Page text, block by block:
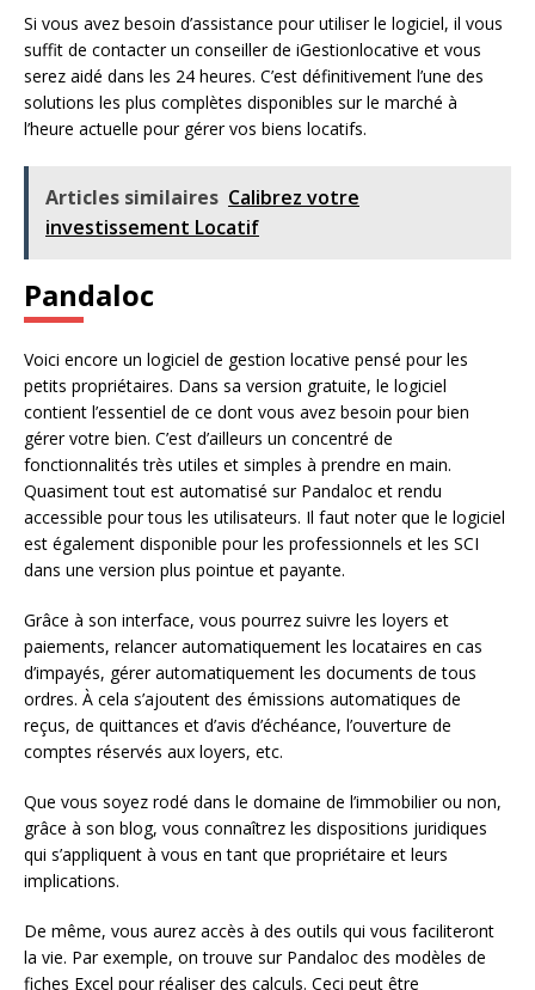
Si vous avez besoin d’assistance pour utiliser le logiciel, il vous
suffit de contacter un conseiller de iGestionlocative et vous
serez aidé dans les 24 heures. C’est définitivement l’une des
solutions les plus complètes disponibles sur le marché à
l’heure actuelle pour gérer vos biens locatifs.
Articles similaires Calibrez votre
investissement Locatif
Pandaloc
Voici encore un logiciel de gestion locative pensé pour les
petits propriétaires. Dans sa version gratuite, le logiciel
contient l’essentiel de ce dont vous avez besoin pour bien
gérer votre bien. C’est d’ailleurs un concentré de
fonctionnalités très utiles et simples à prendre en main.
Quasiment tout est automatisé sur Pandaloc et rendu
accessible pour tous les utilisateurs. Il faut noter que le logiciel
est également disponible pour les professionnels et les SCI
dans une version plus pointue et payante.
Grâce à son interface, vous pourrez suivre les loyers et
paiements, relancer automatiquement les locataires en cas
d’impayés, gérer automatiquement les documents de tous
ordres. À cela s’ajoutent des émissions automatiques de
reçus, de quittances et d’avis d’échéance, l’ouverture de
comptes réservés aux loyers, etc.
Que vous soyez rodé dans le domaine de l’immobilier ou non,
grâce à son blog, vous connaîtrez les dispositions juridiques
qui s’appliquent à vous en tant que propriétaire et leurs
implications.
De même, vous aurez accès à des outils qui vous faciliteront
la vie. Par exemple, on trouve sur Pandaloc des modèles de
fiches Excel pour réaliser des calculs. Ceci peut être